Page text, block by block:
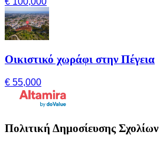
Οικιστικό χωράφι στην Πέγεια
€ 55,000
Πολιτική Δημοσίευσης Σχολίων